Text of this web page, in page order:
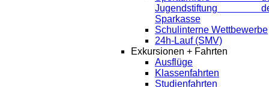
Jugendstiftung
Sparkasse
Schulinterne Wettbewerbe
24h-Lauf (SMV)
Exkursionen + Fahrten
Ausflüge
Klassenfahrten
Studienfahrten